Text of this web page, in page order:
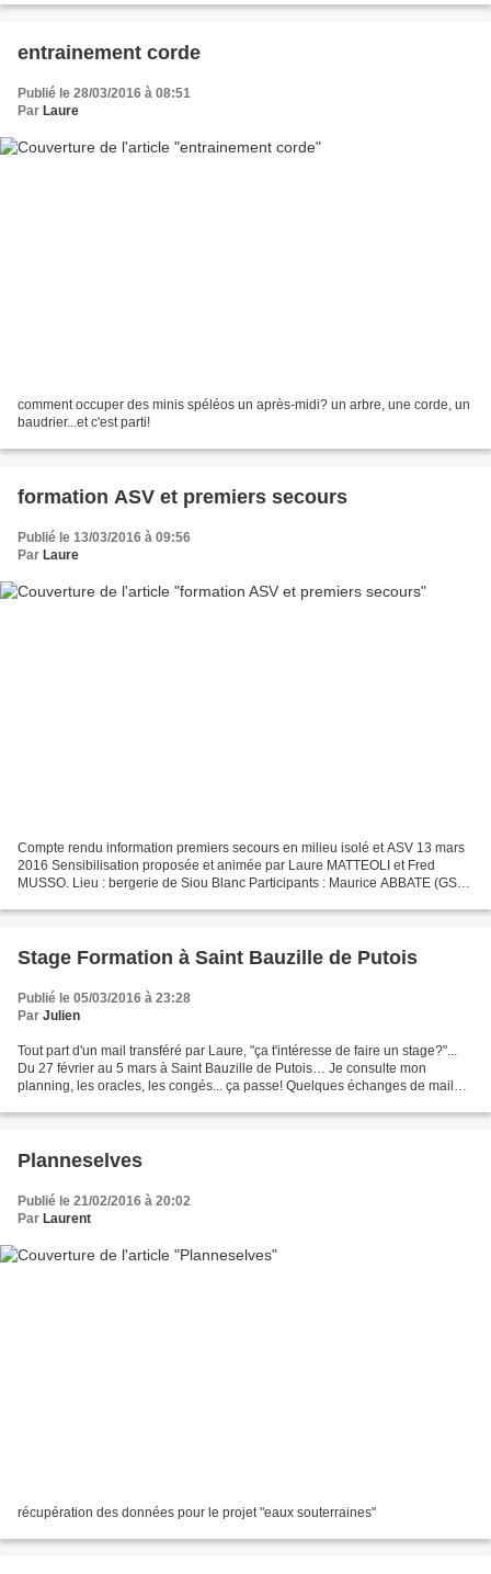
entrainement corde
Publié le 28/03/2016 à 08:51
Par Laure
comment occuper des minis spéléos un après-midi? un arbre, une corde, un
baudrier...et c'est parti!
formation ASV et premiers secours
Publié le 13/03/2016 à 09:56
Par Laure
Compte rendu information premiers secours en milieu isolé et ASV 13 mars
2016 Sensibilisation proposée et animée par Laure MATTEOLI et Fred
MUSSO. Lieu : bergerie de Siou Blanc Participants : Maurice ABBATE (GSO
Stage Formation à Saint Bauzille de Putois
Publié le 05/03/2016 à 23:28
Par Julien
Tout part d'un mail transféré par Laure, "ça t'intéresse de faire un stage?"...
Du 27 février au 5 mars à Saint Bauzille de Putois… Je consulte mon
planning, les oracles, les congés... ça passe! Quelques échanges de mail
Planneselves
Publié le 21/02/2016 à 20:02
Par Laurent
récupération des données pour le projet "eaux souterraines"